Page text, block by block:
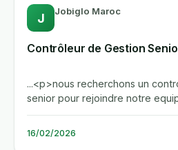
J Jobiglo Maroc
Contrôleur de Gestion
...<p>nous recherchons un
senior pour rejoindre notre
candidat ideal possede...
16/02/2026